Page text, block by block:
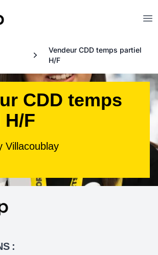
Vendeur CDD temps partiel
H/F
CDD temps
F
Villacoublay
: